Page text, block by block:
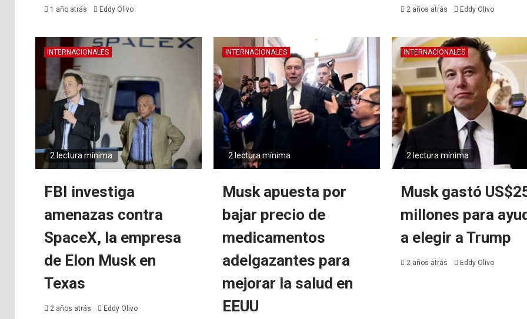
1 año atrás Eddy Olivo 2 años atrás Eddy Olivo
INTERNACIONALES
2 lectura mínima
FBI investiga
amenazas contra
SpaceX, la empresa
de Elon Musk en
Texas
2 años atrás Eddy Olivo
INTERNACIONALES
2 lectura mínima
Musk apuesta por
bajar precio de
medicamentos
adelgazantes para
mejorar la salud en
EEUU
INTERNACIONALES
2 lectura mínima
Musk gastó
millones para
a elegir a Trump
2 años atrás Eddy Olivo